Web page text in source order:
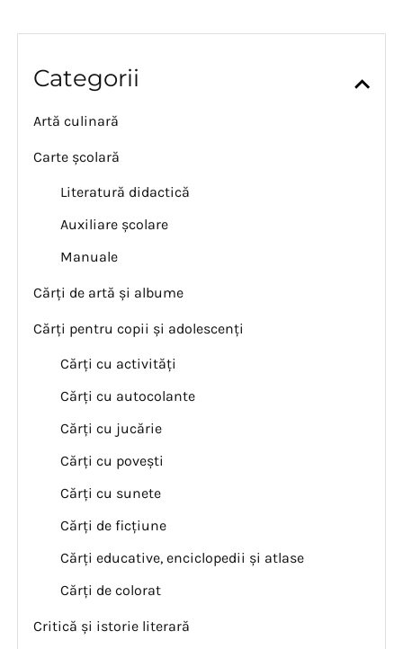
Categorii
Artă culinară
Carte școlară
Literatură didactică
Auxiliare școlare
Manuale
Cărți de artă și albume
Cărți pentru copii și adolescenți
Cărți cu activități
Cărți cu autocolante
Cărți cu jucărie
Cărți cu povești
Cărți cu sunete
Cărți de ficțiune
Cărți educative, enciclopedii și atlase
Cărți de colorat
Critică și istorie literară